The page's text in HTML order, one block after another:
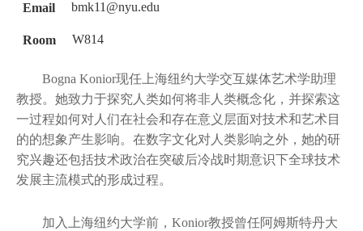
Email bmk11@nyu.edu
Room W814
Bogna Konior现任上海纽约大学交互媒体艺术学助理
教授。她致力于探究人类如何将非人类概念化，并探索这
一过程如何对人们在社会和存在意义层面对技术和艺术目
的的想象产生影响。在数字文化对人类影响之外，她的研
究兴趣还包括技术政治在突破后冷战时期意识下全球技术
发展主流模式的形成过程。
加入上海纽约大学前，Konior教授曾任阿姆斯特丹大